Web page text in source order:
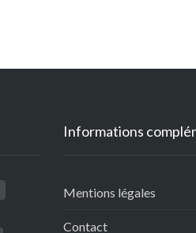
Informations
Mentions légales
Contact